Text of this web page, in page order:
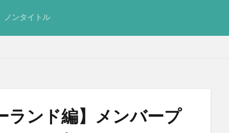
ノンタイトル
ランド編】メンバープ